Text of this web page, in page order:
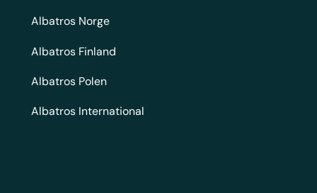
Albatros Norge
Albatros Finland
Albatros Polen
Albatros International